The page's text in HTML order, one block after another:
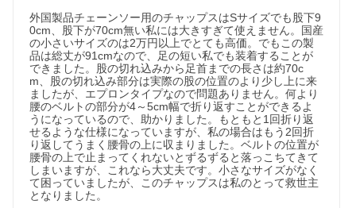
外国製品チェーンソー用のチャップスはSサイズでも股下9
0cm、股下が70cm無い私には大きすぎて使えません。国産
の小さいサイズのは2万円以上でとても高価。でもこの製
品は総丈が91cmなので、足の短い私でも装着することが
できました。股の切れ込みから足首までの長さは約70c
m、股の切れ込み部分は実際の股の位置のより少し上に来
ましたが、エプロンタイプなので問題ありません。何より
腰のベルトの部分が4～5cm幅で折り返すことができるよ
うになっているので、助かりました。もともと1回折り返
せるような仕様になっていますが、私の場合はもう2回折
り返してうまく腰骨の上に収まりました。ベルトの位置が
腰骨の上で止まってくれないとずるずると落っこちてきて
しまいますが、これなら大丈夫です。小さなサイズがなく
て困っていましたが、このチャップスは私のとって救世主